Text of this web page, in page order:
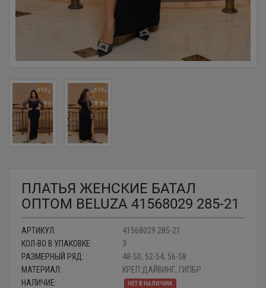
ПЛАТЬЯ ЖЕНСКИЕ БАТАЛ
ОПТОМ BELUZA 41568029 285-21
АРТИКУЛ:
41568029 285-21
КОЛ-ВО В УПАКОВКЕ:
3
РАЗМЕРНЫЙ РЯД: :
48-50, 52-54, 56-58
МАТЕРИАЛ:
КРЕП ДАЙВИНГ, ГИПБР
НАЛИЧИЕ:
НЕТ В НАЛИЧИИ